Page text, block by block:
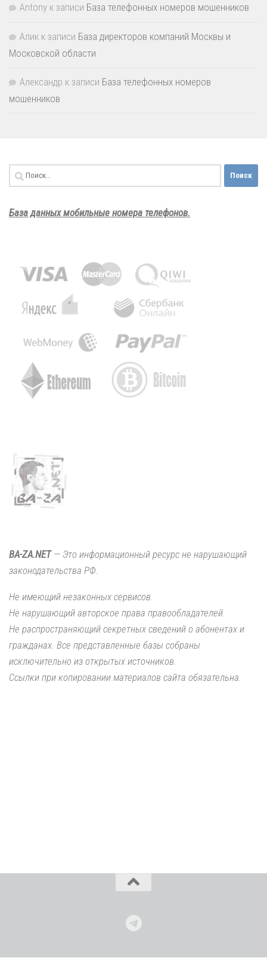
Antony к записи База телефонных номеров мошенников
Алик к записи База директоров компаний Москвы и
Московской области
Александр к записи База телефонных номеров
мошенников
Найти:
База данных мобильные номера телефонов.
BA-ZA.NET— Это информационный ресурс не нарушающий
законодательства РФ.
Не имеющий незаконных сервисов.
Не нарушающий авторское права правообладателей.
Не распространяющий секретных сведений о абонентах и
гражданах. Все представленные базы собраны
исключительно из открытых источников.
Ссылки при копировании материалов сайта обязательна.